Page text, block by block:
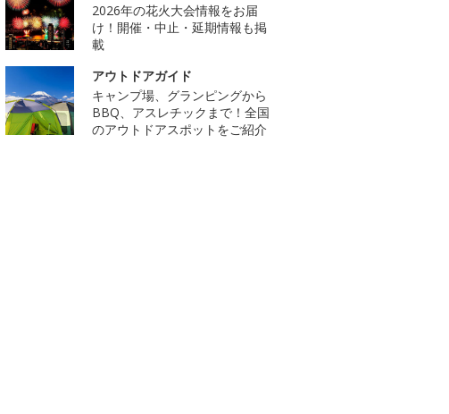
2026年の花火大会情報をお届
け！開催・中止・延期情報も掲
載
アウトドアガイド
キャンプ場、グランピングから
BBQ、アスレチックまで！全国
のアウトドアスポットをご紹介